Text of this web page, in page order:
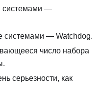
системами —
системами — Watchdog.
число набора
серьезности, как